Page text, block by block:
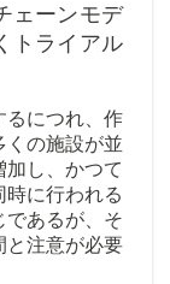
ェーンモデ
トライアル
につれ、作
くの施設が並
し、かつて
に行われる
であるが、そ
と注意が必要